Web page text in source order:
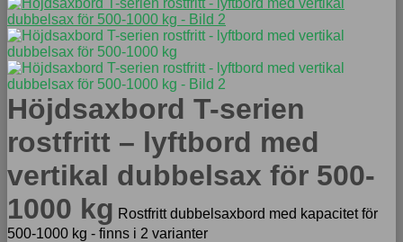
Höjdsaxbord T-serien
rostfritt – lyftbord med
vertikal dubbelsax för 500-
1000 kg Rostfritt dubbelsaxbord med kapacitet för
500-1000 kg - finns i 2 varianter